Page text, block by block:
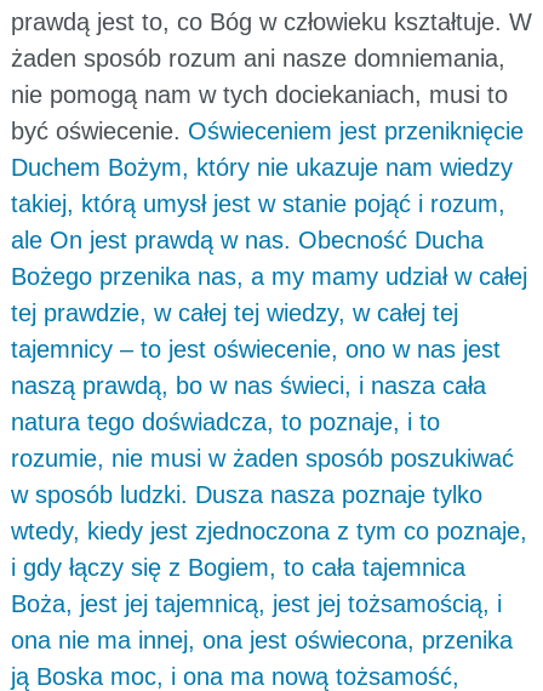
prawdą jest to, co Bóg w człowieku kształtuje. W
żaden sposób rozum ani nasze domniemania,
nie pomogą nam w tych dociekaniach, musi to
być oświecenie. Oświeceniem jest przeniknięcie
Duchem Bożym, który nie ukazuje nam wiedzy
takiej, którą umysł jest w stanie pojąć i rozum,
ale On jest prawdą w nas. Obecność Ducha
Bożego przenika nas, a my mamy udział w całej
tej prawdzie, w całej tej wiedzy, w całej tej
tajemnicy – to jest oświecenie, ono w nas jest
naszą prawdą, bo w nas świeci, i nasza cała
natura tego doświadcza, to poznaje, i to
rozumie, nie musi w żaden sposób poszukiwać
w sposób ludzki. Dusza nasza poznaje tylko
wtedy, kiedy jest zjednoczona z tym co poznaje,
i gdy łączy się z Bogiem, to cała tajemnica
Boża, jest jej tajemnicą, jest jej tożsamością, i
ona nie ma innej, ona jest oświecona, przenika
ją Boska moc, i ona ma nową tożsamość,